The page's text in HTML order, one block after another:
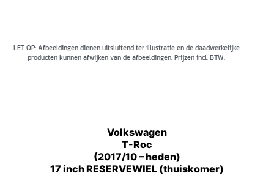
LET OP: Afbeeldingen dienen uitsluitend ter illustratie en de daadwerkelijke
producten kunnen afwijken van de afbeeldingen. Prijzen incl. BTW.
Volkswagen
T-Roc
(2017/10 – heden)
17 inch RESERVEWIEL (thuiskomer)